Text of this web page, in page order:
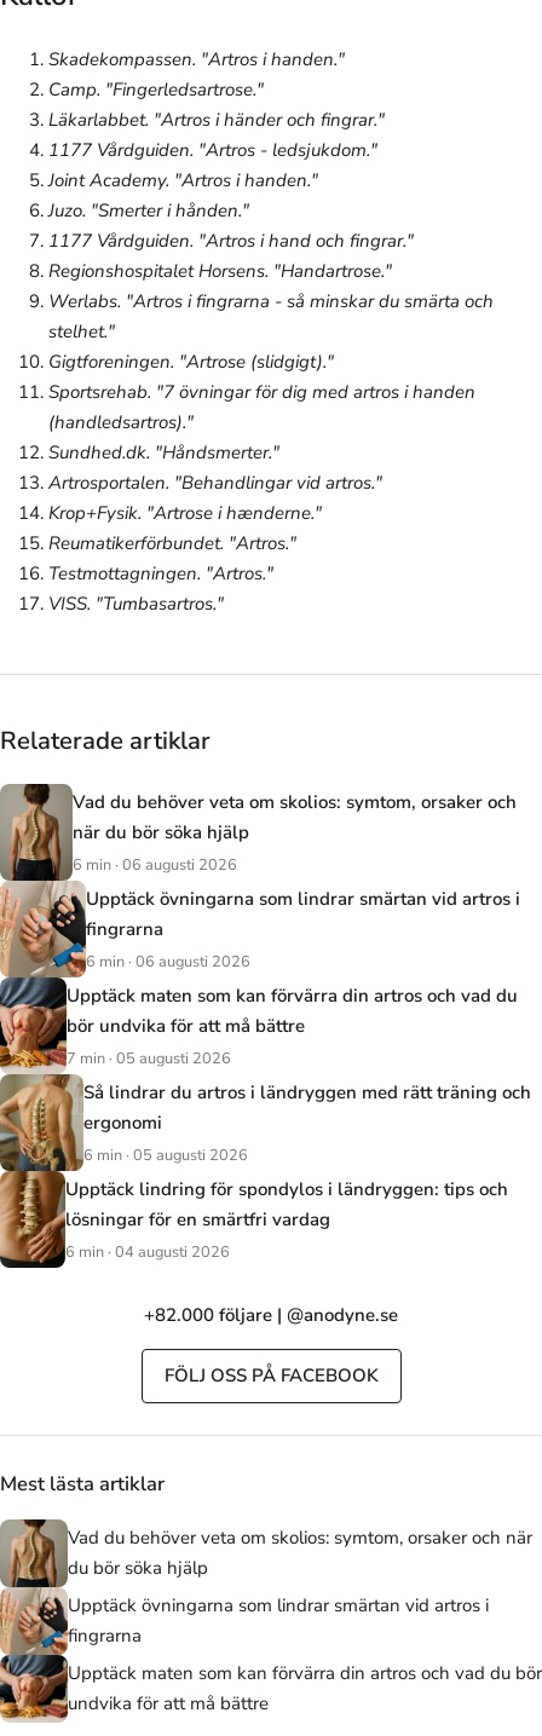
Skadekompassen. "Artros i handen."
Camp. "Fingerledsartrose."
Läkarlabbet. "Artros i händer och fingrar."
1177 Vårdguiden. "Artros - ledsjukdom."
Joint Academy. "Artros i handen."
Juzo. "Smerter i hånden."
1177 Vårdguiden. "Artros i hand och fingrar."
Regionshospitalet Horsens. "Handartrose."
Werlabs. "Artros i fingrarna - så minskar du smärta och
stelhet."
Gigtforeningen. "Artrose (slidgigt)."
Sportsrehab. "7 övningar för dig med artros i handen
(handledsartros)."
Sundhed.dk. "Håndsmerter."
Artrosportalen. "Behandlingar vid artros."
Krop+Fysik. "Artrose i hænderne."
Reumatikerförbundet. "Artros."
Testmottagningen. "Artros."
VISS. "Tumbasartros."
Relaterade artiklar
Vad du behöver veta om skolios: symtom, orsaker och
när du bör söka hjälp
6 min · 06 augusti 2026
Upptäck övningarna som lindrar smärtan vid artros i
fingrarna
6 min · 06 augusti 2026
Upptäck maten som kan förvärra din artros och vad du
bör undvika för att må bättre
7 min · 05 augusti 2026
Så lindrar du artros i ländryggen med rätt träning och
ergonomi
6 min · 05 augusti 2026
Upptäck lindring för spondylos i ländryggen: tips och
lösningar för en smärtfri vardag
6 min · 04 augusti 2026
+82.000 följare | @anodyne.se
FÖLJ OSS PÅ FACEBOOK
Mest lästa artiklar
Vad du behöver veta om skolios: symtom, orsaker och när
du bör söka hjälp
Upptäck övningarna som lindrar smärtan vid artros i
fingrarna
Upptäck maten som kan förvärra din artros och vad du bör
undvika för att må bättre